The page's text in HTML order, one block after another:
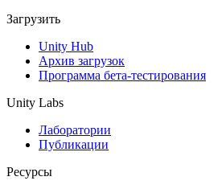
Загрузить
Unity Hub
Архив загрузок
Программа бета-тестирования
Unity Labs
Лаборатории
Публикации
Ресурсы